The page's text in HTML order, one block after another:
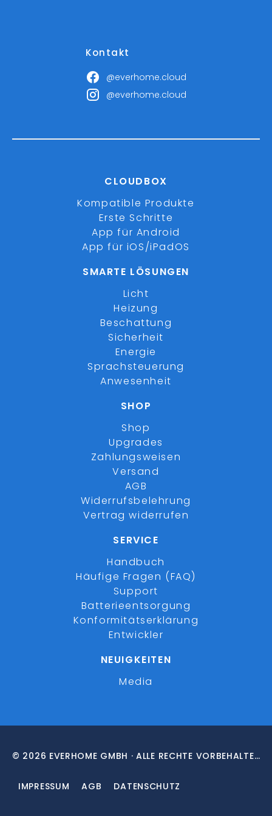
Kontakt
@everhome.cloud
@everhome.cloud
CLOUDBOX
Kompatible Produkte
Erste Schritte
App für Android
App für iOS/iPadOS
SMARTE LÖSUNGEN
Licht
Heizung
Beschattung
Sicherheit
Energie
Sprachsteuerung
Anwesenheit
SHOP
Shop
Upgrades
Zahlungsweisen
Versand
AGB
Widerrufsbelehrung
Vertrag widerrufen
SERVICE
Handbuch
Häufige Fragen (FAQ)
Support
Batterieentsorgung
Konformitätserklärung
Entwickler
NEUIGKEITEN
Media
© 2026 EVERHOME GMBH · ALLE RECHTE VORBEHALTEN
IMPRESSUM AGB DATENSCHUTZ